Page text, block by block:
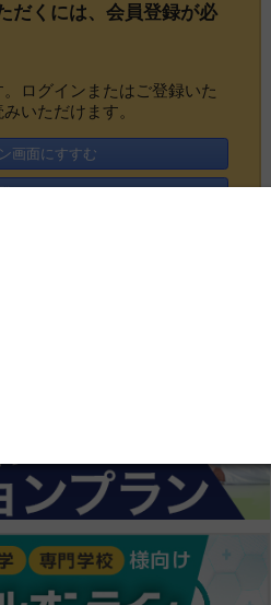
だくには、 会員登録が必
ログインまたはご登録いた
いただけます。
画面にすすむ